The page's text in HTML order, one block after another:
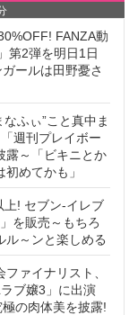
FANZA動
第2弾を明日1日
ールは田野憂さ
ふぃ”こと真中ま
週刊プレイボー
露～「ビキニとか
めてかも」
! セブン‐イレブ
を販売～もちろ
ル～ンと楽しめる
ァイナリスト、
ブ嬢3」に出演
の肉体美を披露!